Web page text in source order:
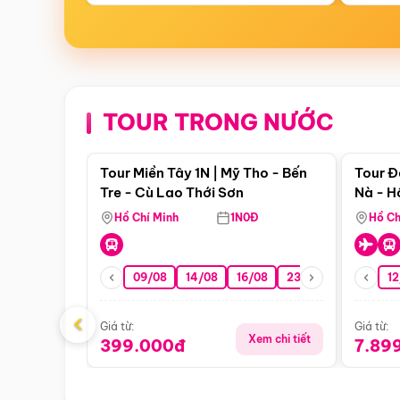
TOUR TRONG NƯỚC
Điểm nổi bật
Tour Miền Tây 1N | Mỹ Tho - Bến
Tre - Cù Lao Thới Sơn
Hồ Chí Minh 1N0Đ
09/08 14/08 16/08 23/08 30/08
Giá từ:
399.000đ Xem chi tiết
Tour
Nà -
Nha
Hồ
Giá từ:
‹